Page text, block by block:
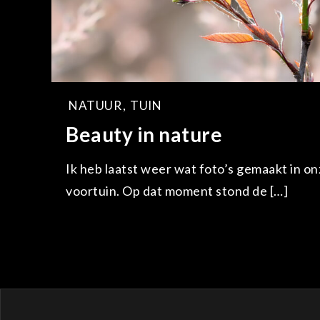
NATUUR, TUIN
Beauty in nature
Ik heb laatst weer wat foto’s gemaakt in
voortuin. Op dat moment stond de […]